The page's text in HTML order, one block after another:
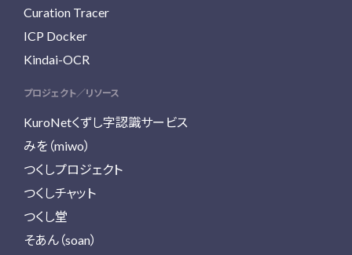
Curation Tracer
ICP Docker
Kindai-OCR
プロジェクト／リソース
KuroNetくずし字認識サービス
みを（miwo）
つくしプロジェクト
つくしチャット
つくし堂
そあん（soan）